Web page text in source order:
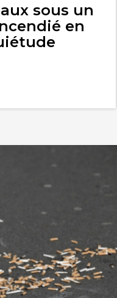
sous un
en